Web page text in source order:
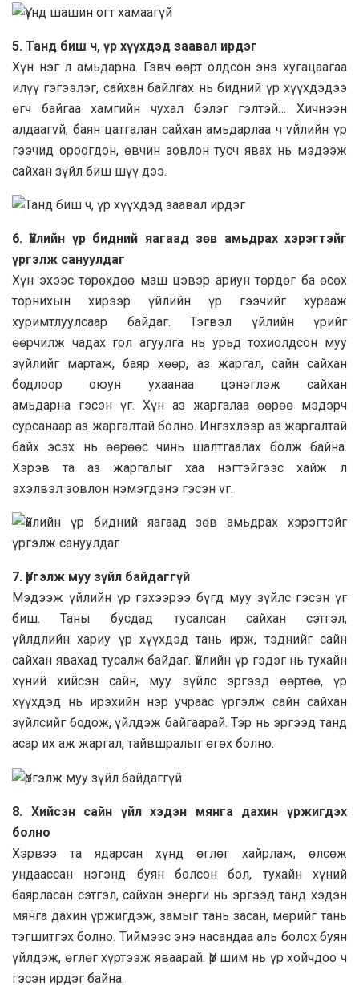
5. Танд биш ч, үр хүүхдэд заавал ирдэг
Хүн нэг л амьдарна. Гэвч өөрт олдсон энэ хугацаагаа
илүү гэгээлэг, сайхан байлгах нь бидний үр хүүхдэдээ
өгч байгаа хамгийн чухал бэлэг гэлтэй… Хичнээн
алдаагvй, баян цатгалан сайхан амьдарлаа ч vйлийн үр
гээчид ороогдон, өвчин зовлон тусч явах нь мэдээж
сайхан зүйл биш шүү дээ.
6.Үйлийн үр бидний яагаад зөв амьдрах хэрэгтэйг
үргэлж сануулдаг
Хүн эхээс төрөхдөө маш цэвэр ариун төрдөг ба өсөх
торнихын хирээр үйлийн үр гээчийг хурааж
хуримтлуулсаар байдаг. Тэгвэл үйлийн үрийг
өөрчилж чадах гол агуулга нь урьд тохиолдсон муу
зүйлийг мартаж, баяр хөөр, аз жаргал, сайн сайхан
бодлоор оюун ухаанаа цэнэглэж сайхан
амьдарна гэсэн үг. Хүн аз жаргалаа өөрөө мэдэрч
сурсанаар аз жаргалтай болно. Ингэхлээр аз жаргалтай
байх эсэх нь өөрөөс чинь шалтгаалах болж байна.
Хэрэв та аз жаргалыг хаа нэгтэйгээс хайж л
эхэлвэл зовлон нэмэгдэнэ гэсэн vг.
7. Үргэлж муу зүйл байдаггүй
Мэдээж үйлийн үр гэхээрээ бүгд муу зүйлс гэсэн үг
биш. Таны бусдад тусалсан сайхан сэтгэл,
үйлдлийн хариу үр хүүхдэд тань ирж, тэднийг сайн
сайхан явахад тусалж байдаг. Үйлийн үр гэдэг нь тухайн
хүний хийсэн сайн, муу зүйлс эргээд өөртөө, үр
хүүхдэд нь ирэхийн нэр учраас үргэлж сайн сайхан
зүйлсийг бодож, үйлдэж байгаарай. Тэр нь эргээд танд
асар их аж жаргал, тайвшралыг өгөх болно.
8. Хийсэн сайн үйл хэдэн мянга дахин үржигдэх
болно
Хэрвээ та ядарсан хүнд өглөг хайрлаж, өлсөж
ундаассан нэгэнд буян болсон бол, тухайн хүний
баярласан сэтгэл, сайхан энерги нь эргээд танд хэдэн
мянга дахин үржигдэж, замыг тань засан, мөрийг тань
тэгшитгэх болно. Тиймээс энэ насандаа аль болох буян
үйлдэж, өглөг хүртээж яваарай. Үр шим нь үр хойчдоо ч
гэсэн ирдэг байна.